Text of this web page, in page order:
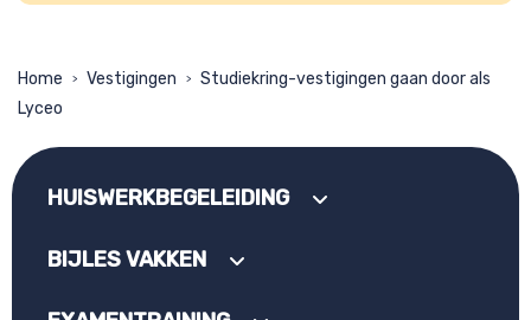
Home > Vestigingen >
Studiekring-vestigingen gaan door als
Lyceo
HUISWERKBEGELEIDING
BIJLES VAKKEN